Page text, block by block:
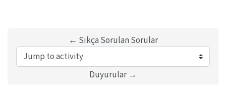
← Sıkça Sorulan Sorular
Jump to activity
Duyurular →